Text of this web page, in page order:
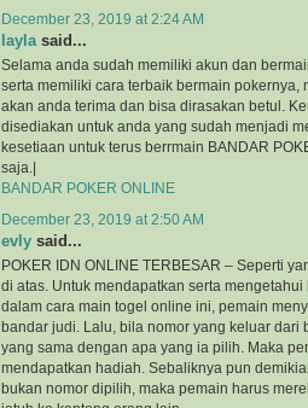
December 23, 2019 at 2:24 AM
laylasaid...
Selama anda sudah memiliki akun dan
serta memiliki cara terbaik bermain pokernya,
akan anda terima dan bisa dirasakan betul.
disediakan untuk anda yang sudah menjadi
kesetiaan untuk terus berrmain BANDAR
saja.|
BANDAR POKER ONLINE
December 23, 2019 at 2:50 AM
evly said...
POKER IDN ONLINE TERBESAR – Seperti
di atas. Untuk mendapatkan serta
dalam cara main togel online ini, pemain
bandar judi. Lalu, bila nomor yang keluar dari
yang sama dengan apa yang ia pilih. Maka
mendapatkan hadiah. Sebaliknya pun
bukan nomor dipilih, maka pemain harus